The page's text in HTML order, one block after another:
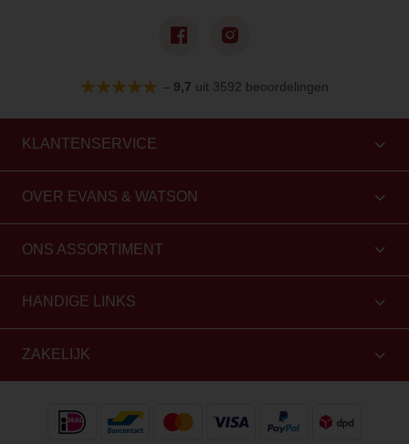
– 9,7 uit 3592 beoordelingen
KLANTENSERVICE
OVER EVANS & WATSON
ONS ASSORTIMENT
HANDIGE LINKS
ZAKELIJK